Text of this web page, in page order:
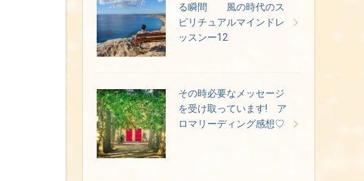
る瞬間 風の時代のス
ピリチュアルマインドレ
ッスンー12
その時必要なメッセージ
を受け取っています! ア
ロマリーディング感想♡